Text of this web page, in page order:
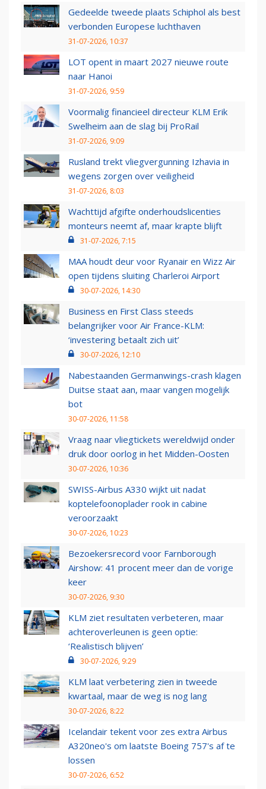
Gedeelde tweede plaats Schiphol als best
verbonden Europese luchthaven
31-07-2026, 10:37
LOT opent in maart 2027 nieuwe route
naar Hanoi
31-07-2026, 9:59
Voormalig financieel directeur KLM Erik
Swelheim aan de slag bij ProRail
31-07-2026, 9:09
Rusland trekt vliegvergunning Izhavia in
wegens zorgen over veiligheid
31-07-2026, 8:03
Wachttijd afgifte onderhoudslicenties
monteurs neemt af, maar krapte blijft
31-07-2026, 7:15
MAA houdt deur voor Ryanair en Wizz Air
open tijdens sluiting Charleroi Airport
30-07-2026, 14:30
Business en First Class steeds
belangrijker voor Air France-KLM:
‘investering betaalt zich uit’
30-07-2026, 12:10
Nabestaanden Germanwings-crash klagen
Duitse staat aan, maar vangen mogelijk
bot
30-07-2026, 11:58
Vraag naar vliegtickets wereldwijd onder
druk door oorlog in het Midden-Oosten
30-07-2026, 10:36
SWISS-Airbus A330 wijkt uit nadat
koptelefoonoplader rook in cabine
veroorzaakt
30-07-2026, 10:23
Bezoekersrecord voor Farnborough
Airshow: 41 procent meer dan de vorige
keer
30-07-2026, 9:30
KLM ziet resultaten verbeteren, maar
achteroverleunen is geen optie:
‘Realistisch blijven’
30-07-2026, 9:29
KLM laat verbetering zien in tweede
kwartaal, maar de weg is nog lang
30-07-2026, 8:22
Icelandair tekent voor zes extra Airbus
A320neo's om laatste Boeing 757's af te
lossen
30-07-2026, 6:52